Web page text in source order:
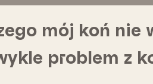
mój koń nie
problem z